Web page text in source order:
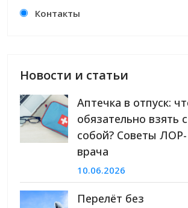
Контакты
Новости и статьи
Аптечка в отпуск:
обязательно взять с
собой? Советы ЛОР-
врача
10.06.2026
Перелёт без